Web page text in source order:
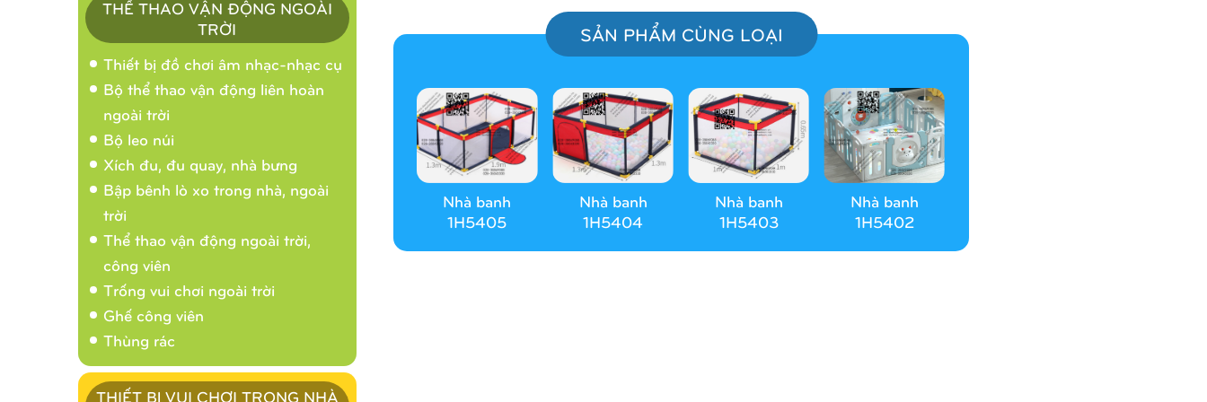
THỂ THAO VẬN ĐỘNG NGOÀI
TRỜI
Thiết bị đồ chơi âm nhạc-nhạc cụ
Bộ thể thao vận động liên hoàn
ngoài trời
Bộ leo núi
Xích đu, đu quay, nhà bưng
Bập bênh lò xo trong nhà, ngoài
trời
Thể thao vận động ngoài trời,
công viên
Trống vui chơi ngoài trời
Ghế công viên
Thùng rác
THIẾT BỊ VUI CHƠI TRONG NHÀ
SẢN PHẨM CÙNG LOẠI
Nhà banh
1H5405
Nhà banh
1H5404
Nhà banh
1H5403
Nhà banh
1H5402